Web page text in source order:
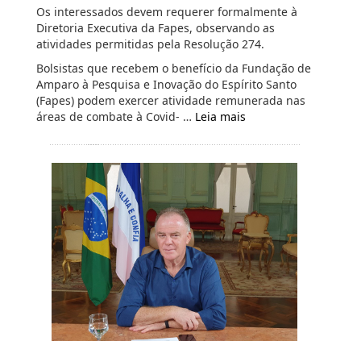
Os interessados devem requerer formalmente à
Diretoria Executiva da Fapes, observando as
atividades permitidas pela Resolução 274.
Bolsistas que recebem o benefício da Fundação de
Amparo à Pesquisa e Inovação do Espírito Santo
(Fapes) podem exercer atividade remunerada nas
áreas de combate à Covid- … Leia mais